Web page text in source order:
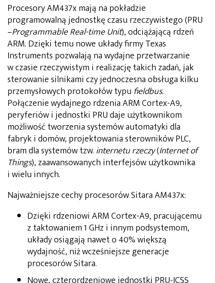
Procesory AM437x mają na pokładzie
programowalną jednostkę czasu rzeczywistego (PRU
–Programmable Real-time Unit), odciążającą rdzeń
ARM. Dzięki temu nowe układy firmy Texas
Instruments pozwalają na wydajne przetwarzanie
w czasie rzeczywistym i realizację takich zadań, jak
sterowanie silnikami czy jednoczesna obsługa kilku
przemysłowych protokołów typu fieldbus.
Połączenie wydajnego rdzenia ARM Cortex-A9,
peryferiów i jednostki PRU daje użytkownikom
możliwość tworzenia systemów automatyki dla
fabryk i domów, projektowania sterowników PLC,
bram dla systemów tzw. internetu rzeczy(Internet of
Things), zaawansowanych interfejsów użytkownika
i wielu innych.
Najważniejsze cechy procesorów Sitara AM437x:
Dzięki rdzeniowi ARM Cortex-A9, pracującemu
z taktowaniem 1 GHz i innym podsystemom,
układy osiągają nawet o 40% większą
wydajność, niż wcześniejsze generacje
procesorów Sitara.